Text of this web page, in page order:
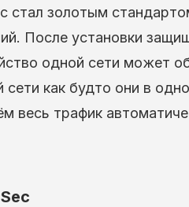
стал золотым
После установки
одной сети может
сети как будто они в
весь трафик